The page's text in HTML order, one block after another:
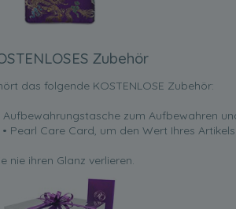
Zubehör
das folgende KOSTENLOSE Zubehör:
Aufbewahrungstasche zum Aufbewahren
Pearl Care Card, um den Wert Ihres Artikels
nie ihren Glanz verlieren.